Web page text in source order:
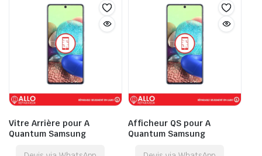
Vitre Arrière pour A
Quantum Samsung
Afficheur QS pour A
Quantum Samsung